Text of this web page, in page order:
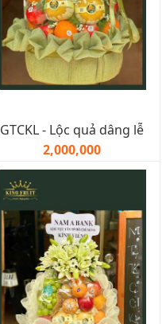
GTCKL - Lộc quả dâng lễ
2,000,000